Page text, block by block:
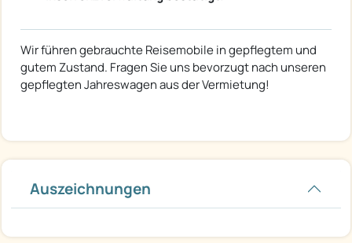
Wir führen gebrauchte Reisemobile in gepflegtem und
gutem Zustand. Fragen Sie uns bevorzugt nach unseren
gepflegten Jahreswagen aus der Vermietung!
Auszeichnungen